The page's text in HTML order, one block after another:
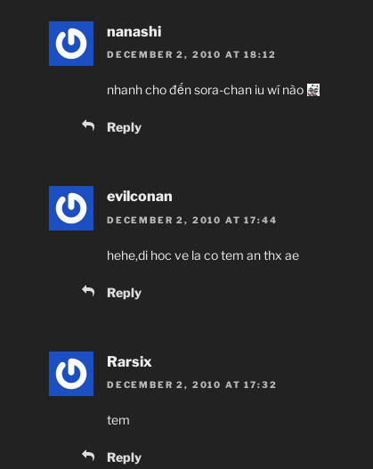
nanashi
DECEMBER 2, 2010 AT 18:12
nhanh cho đến sora-chan iu wí nào
Reply
evilconan
DECEMBER 2, 2010 AT 17:44
hehe,di hoc ve la co tem an thx ae
Reply
Rarsix
DECEMBER 2, 2010 AT 17:32
tem
Reply